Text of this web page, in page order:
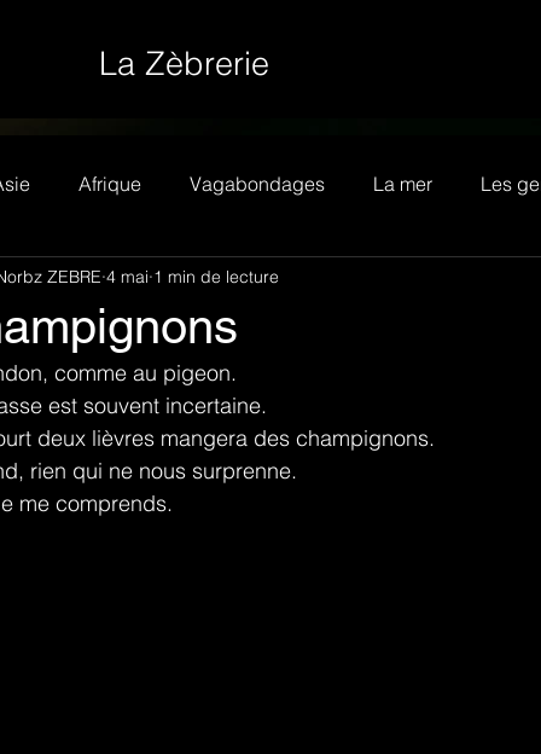
La Zèbrerie
Afrique Vagabondages La mer Les
ZEBRE 4 mai 1 min de lecture
comme au pigeon.
est souvent incertaine.
deux lièvres mangera des champignons.
rien qui ne nous surprenne.
me comprends.